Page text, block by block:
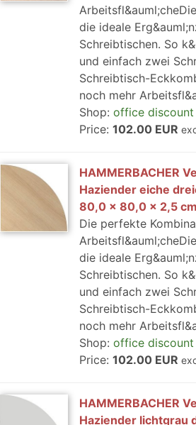
die ideale
Schreibtischen. So
und einfach zwei
Schreibtisch-
noch mehr
Shop: office discount
Price: 102.00 EUR
HAMMERBACHER
Haziender eiche
80,0 x 80,0 x 2,5 cm
Die perfekte
die ideale
Schreibtischen. So
und einfach zwei
Schreibtisch-
noch mehr
Shop: office discount
Price: 102.00 EUR
HAMMERBACHER
Haziender lichtgrau